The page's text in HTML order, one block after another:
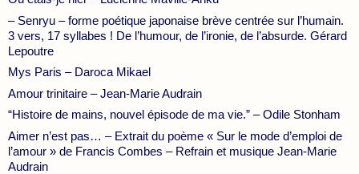
– Senryu – forme poétique japonaise brève centrée sur l’humain.
3 vers, 17 syllabes ! De l’humour, de l’ironie, de l’absurde. Gérard
Lepoutre
Mys Paris – Daroca Mikael
Amour trinitaire – Jean-Marie Audrain
“Histoire de mains, nouvel épisode de ma vie.” – Odile Stonham
Aimer n’est pas… – Extrait du poème « Sur le mode d’emploi de
l’amour » de Francis Combes – Refrain et musique Jean-Marie
Audrain